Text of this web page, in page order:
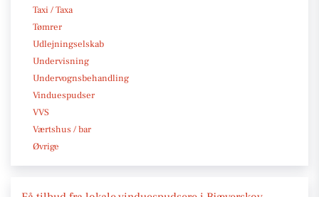
Taxi / Taxa
Tømrer
Udlejningselskab
Undervisning
Undervognsbehandling
Vinduespudser
VVS
Værtshus / bar
Øvrige